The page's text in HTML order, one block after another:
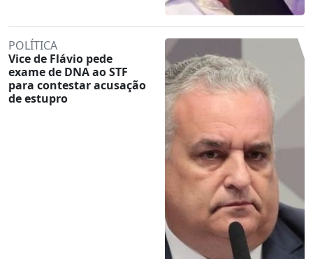
POLÍTICA
Vice de Flávio pede
exame de DNA ao STF
para contestar acusação
de estupro